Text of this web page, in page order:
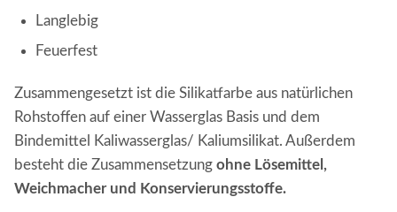
Langlebig
Feuerfest
Zusammengesetzt ist die Silikatfarbe aus natürlichen
Rohstoffen auf einer Wasserglas Basis und dem
Bindemittel Kaliwasserglas/ Kaliumsilikat. Außerdem
besteht die Zusammensetzung ohne Lösemittel,
Weichmacher und Konservierungsstoffe.